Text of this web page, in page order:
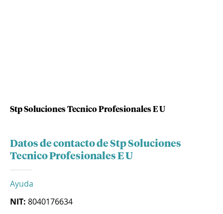
Stp Soluciones Tecnico Profesionales E U
Datos de contacto de Stp Soluciones
Tecnico Profesionales E U
Ayuda
NIT: 8040176634